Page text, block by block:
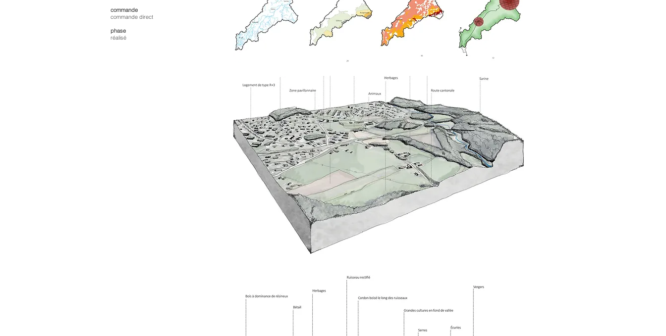
commande
commande direct
phase
réalisé